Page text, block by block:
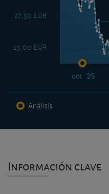
oct. '25
25,00 EUR
27,50 EUR
Análisis
Información clave